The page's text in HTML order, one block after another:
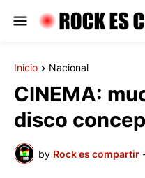
Inicio Nacional
CINEMA:
disco
by Rock es compartir